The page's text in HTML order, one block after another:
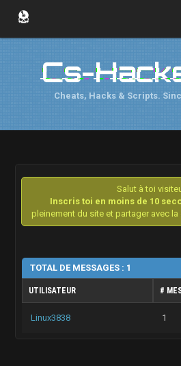
Cs-
Cheats, Hacks & Scripts.
Salut à toi
Inscris toi en moins de 10
pleinement du site et partager avec
TOTAL DE MESSAGES : 1
UTILISATEUR #
Linux3838 1